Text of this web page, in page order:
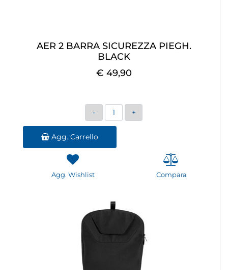
AER 2 BARRA SICUREZZA PIEGH.
BLACK
€ 49,90
Quantità
Agg. Carrello
Agg. Wishlist Compara